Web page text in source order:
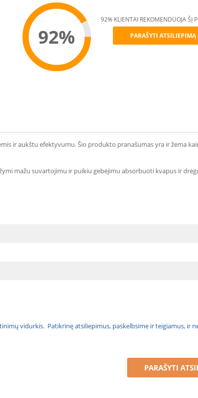
92%
92% KLIENTAI REKOMENDUOJA ŠĮ
PARAŠYTI ATSILIEPIMĄ
ir aukštu efektyvumu. Šio produkto pranašumas yra ir žema
mažu suvartojimu ir puikiu gebėjimu absorbuoti kvapus ir
vidurkis. Patikrinę atsiliepimus, paskelbsime ir teigiamus, ir
PARAŠYTI